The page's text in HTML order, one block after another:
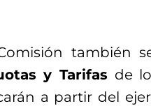
también
y Tarifas de
a partir del